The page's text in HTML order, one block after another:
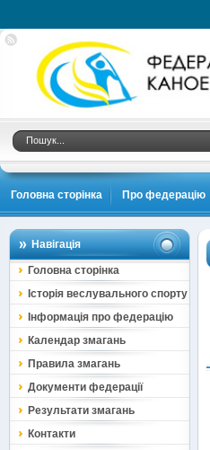
Головна сторінка Про федерацію
Навігація
Головна сторінка
Історія веслувального спорту
Інформація про федерацію
Календар змагань
Правила змагань
Документи федерації
Результати змагань
Контакти